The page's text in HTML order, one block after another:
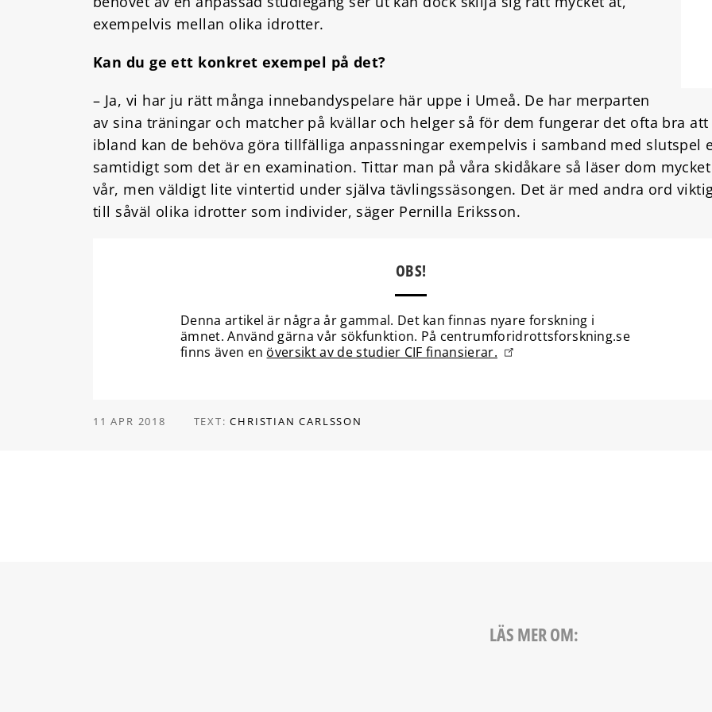
exempelvis mellan olika idrotter.
Kan du ge ett konkret exempel på det?
– Ja, vi har ju rätt många innebandyspelare här uppe i Umeå. De har merparten
av sina träningar och matcher på kvällar och helger så för dem fungerar det ofta bra
ibland kan de behöva göra tillfälliga anpassningar exempelvis i samband med slutspel
samtidigt som det är en examination. Tittar man på våra skidåkare så läser dom
vår, men väldigt lite vintertid under själva tävlingssäsongen. Det är med andra ord
till såväl olika idrotter som individer, säger Pernilla Eriksson.
OBS!
Denna artikel är några år gammal. Det kan finnas nyare forskning i
ämnet. Använd gärna vår sökfunktion. På centrumforidrottsforskning.se
finns även en översikt av de studier CIF finansierar.
11 APR 2018 TEXT:CHRISTIAN CARLSSON
LÄS MER OM: